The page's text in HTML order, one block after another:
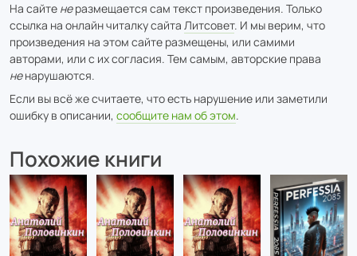
На сайте неразмещается сам текст произведения. Только
ссылка на онлайн читалку сайта Литсовет. И мы верим, что
произведения на этом сайте размещены, или самими
авторами, или с их согласия. Тем самым, авторские права
ненарушаются.
Если вы всё же считаете, что есть нарушение или заметили
ошибку в описании, сообщите нам об этом.
Похожие книги